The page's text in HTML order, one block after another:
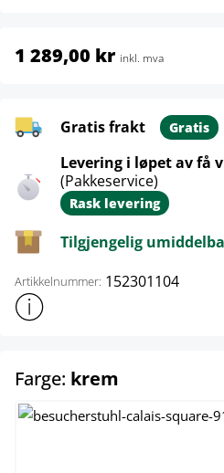
1 289,00 kr inkl. mva
Gratis frakt Gratis
Levering i løpet av få
(Pakkeservice)
Rask levering
Tilgjengelig
Artikkelnummer: 152301104
Vis mer produktinformasjon
Farge: krem